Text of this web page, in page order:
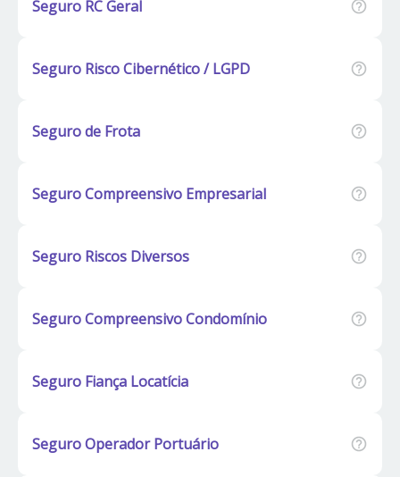
Seguro RC Geral
Seguro Risco Cibernético / LGPD
Seguro de Frota
Seguro Compreensivo Empresarial
Seguro Riscos Diversos
Seguro Compreensivo Condomínio
Seguro Fiança Locatícia
Seguro Operador Portuário